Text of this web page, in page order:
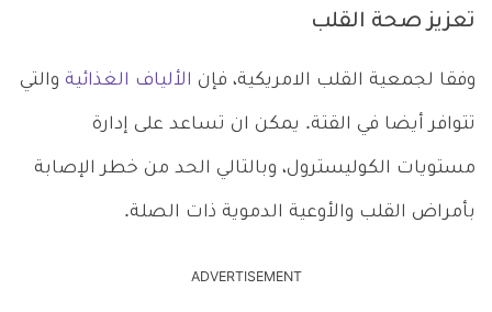
تعزيز صحة القلب
وفقا لجمعية القلب الامريكية، فإن الألياف الغذائية والتي
تتوافر أيضا في القتة. يمكن ان تساعد على إدارة
مستويات الكوليسترول، وبالتالي الحد من خطر الإصابة
بأمراض القلب والأوعية الدموية ذات الصلة.
ADVERTISEMENT